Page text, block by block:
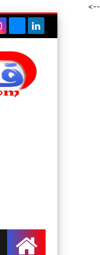
-->